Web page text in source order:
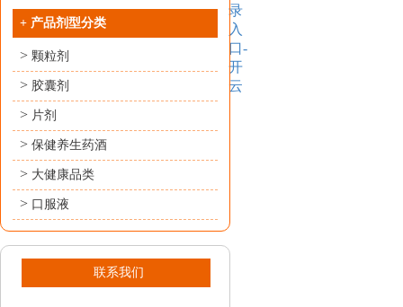
+ 产品剂型分类
> 颗粒剂
> 胶囊剂
> 片剂
> 保健养生药酒
> 大健康品类
> 口服液
联系我们
录
入
口-
开
云